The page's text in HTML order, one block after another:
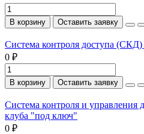
В корзину Оставить заявку
Система контроля доступа
0 ₽
В корзину Оставить заявку
Система контроля и
клуба "под ключ"
0 ₽